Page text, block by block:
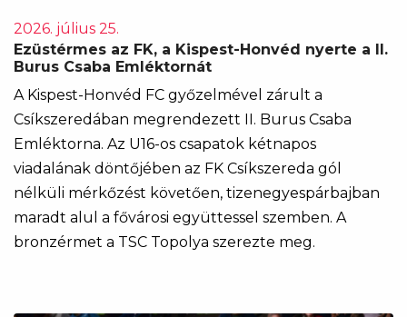
2026. július 25.
Ezüstérmes az FK, a Kispest-Honvéd nyerte a II.
Burus Csaba Emléktornát
A Kispest-Honvéd FC győzelmével zárult a
Csíkszeredában megrendezett II. Burus Csaba
Emléktorna. Az U16-os csapatok kétnapos
viadalának döntőjében az FK Csíkszereda gól
nélküli mérkőzést követően, tizenegyespárbajban
maradt alul a fővárosi együttessel szemben. A
bronzérmet a TSC Topolya szerezte meg.